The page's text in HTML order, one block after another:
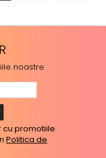
noastre
cu promotiile
Politica de